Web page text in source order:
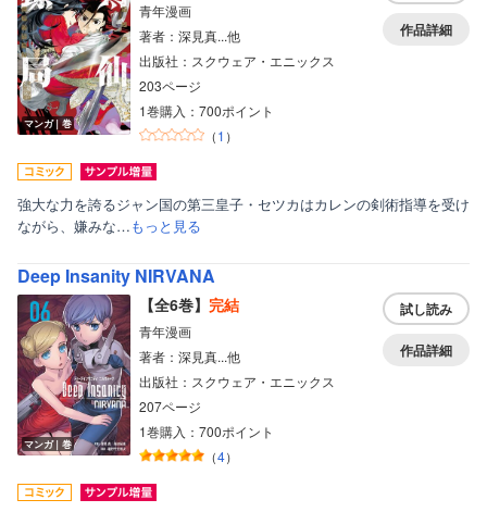
マンガ｜巻
青年漫画
著者：深見真...他
出版社：スクウェア・エニックス
203ページ
1巻購入：700ポイント
（1 ）
作品詳細
強大な力を誇るジャン国の第三皇子・セツカはカレンの剣術指導を受け
ながら、嫌みな…もっと見る
Deep Insanity NIRVANA
マンガ｜巻
【全6巻】 完結
青年漫画
著者：深見真...他
出版社：スクウェア・エニックス
207ページ
1巻購入：700ポイント
（4）
試し読み
作品詳細
ボーイズラブ
ティーンズラブ
美女・美少女
女性写真集